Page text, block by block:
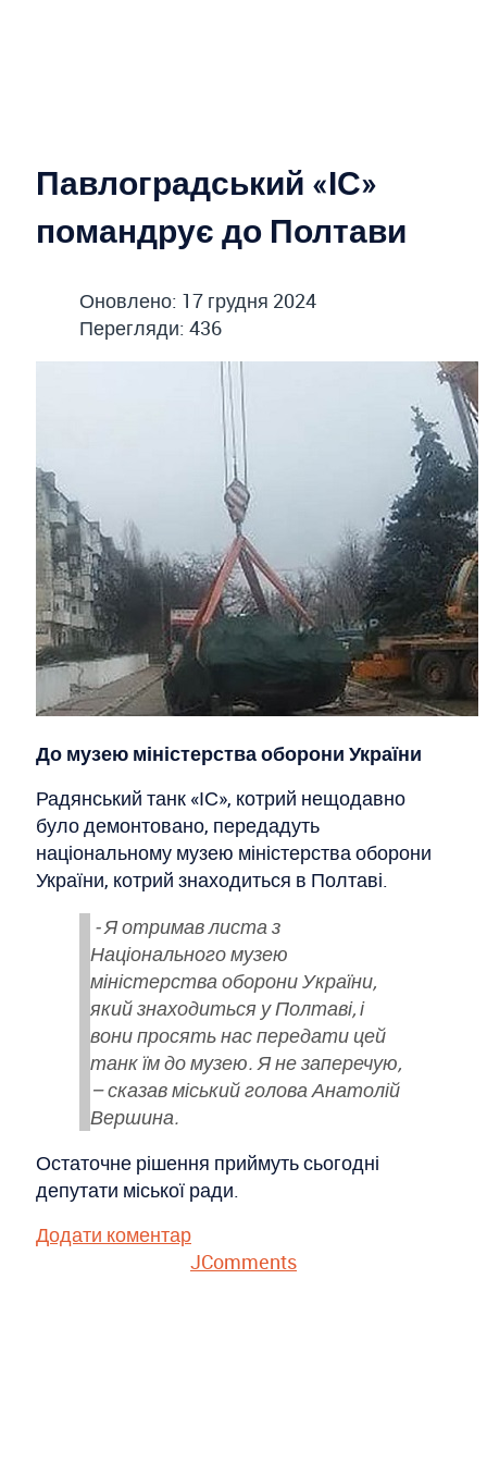
Павлоградський «ІС»
помандрує до Полтави
Оновлено: 17 грудня 2024
Перегляди: 436
До музею міністерства оборони України
Радянський танк «ІС», котрий нещодавно
було демонтовано, передадуть
національному музею міністерства оборони
України, котрий знаходиться в Полтаві.
- Я отримав листа з
Національного музею
міністерства оборони України,
який знаходиться у Полтаві, і
вони просять нас передати цей
танк їм до музею. Я не заперечую,
– сказав міський голова Анатолій
Вершина.
Остаточне рішення приймуть сьогодні
депутати міської ради.
Додати коментар
JComments